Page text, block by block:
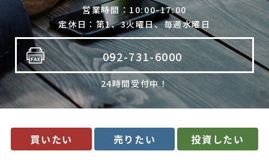
国や地方公共団体などに協力する場合で、ご本人の同意を得
ることによって支障を及ぼすおそれがあるとき
合併又は譲渡などの事由による事業の承継に伴って個人情報
を提供する場合で、承継前の利用目的の範囲内で個人情報を
取り扱うとき
4. 個人情報の外部委託
当社は、利用目的の達成に必要な範囲内において、個人情報の取
扱いの全部又は一部を委託する場合があります。委託先の選定に
は厳正な基準を設け、委託先との間で必要な契約を締結し、適切
5. 開示等の請求について
営業時間：10:00-17:00
定休日：第1、3火曜日、毎週水曜日
092-731-6000
24時間受付中！
買いたい 売りたい 投資したい